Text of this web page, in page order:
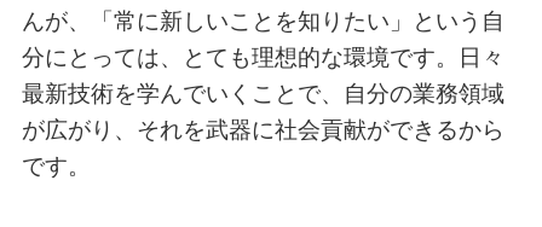
んが、「常に新しいことを知りたい」という自
分にとっては、とても理想的な環境です。日々
最新技術を学んでいくことで、自分の業務領域
が広がり、それを武器に社会貢献ができるから
です。